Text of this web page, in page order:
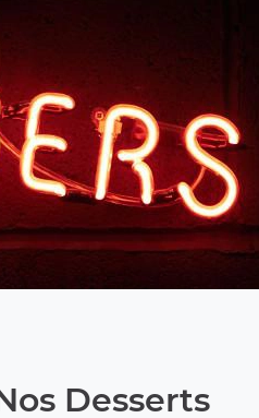
Desserts